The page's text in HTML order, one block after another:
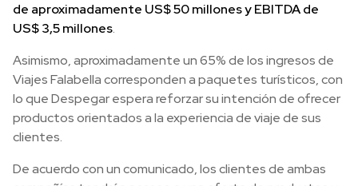
de aproximadamente US$ 50 millones y EBITDA de
US$ 3,5 millones.
Asimismo, aproximadamente un 65% de los ingresos de
Viajes Falabella corresponden a paquetes turísticos, con
lo que Despegar espera reforzar su intención de ofrecer
productos orientados a la experiencia de viaje de sus
clientes.
De acuerdo con un comunicado, los clientes de ambas